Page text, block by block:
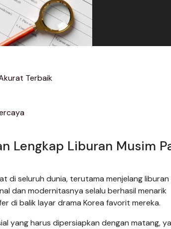
Terbaik
Lengkap Liburan Musim
di seluruh dunia, terutama menjelang liburan
dan modernitasnya selalu berhasil menarik
di balik layar drama Korea favorit mereka.
yang harus dipersiapkan dengan matang,